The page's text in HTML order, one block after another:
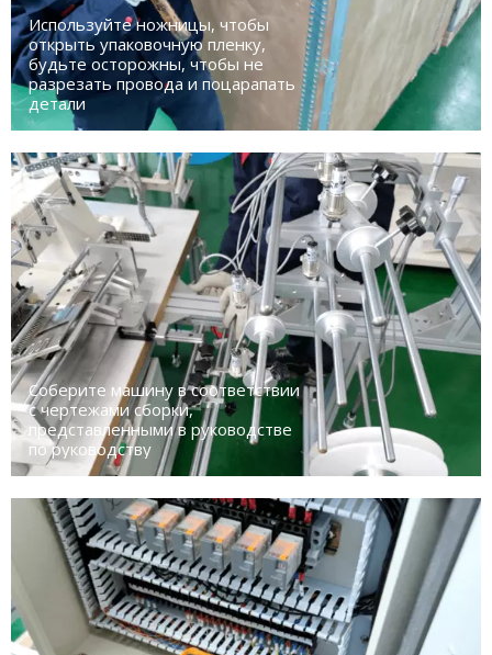
Используйте ножницы, чтобы
открыть упаковочную пленку,
будьте осторожны, чтобы не
разрезать провода и поцарапать
детали
Соберите машину в соответствии
с чертежами сборки,
представленными в руководстве
по руководству